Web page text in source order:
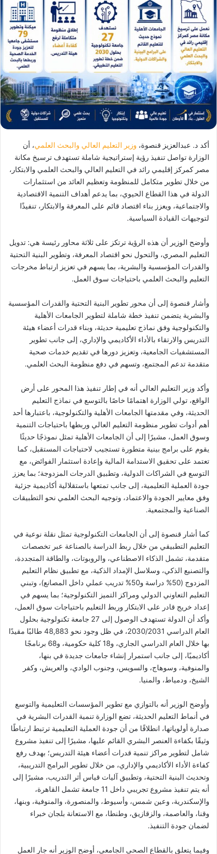
أكد د. عبدالعزيز قنصوة، وزير التعليم العالي والبحث العلمي، أن
الوزارة تواصل تنفيذ رؤية إستراتيجية شاملة تستهدف ترسيخ مكانة
مصر كمركز إقليمي رائد في التعليم العالي والبحث العلمي والابتكار،
من خلال تطوير متكامل للمنظومة وتعظيم العائد من استثمارات
الدولة في هذا القطاع الحيوي، بما يدعم أهداف التنمية الاقتصادية
والاجتماعية، ويعزز بناء اقتصاد قائم على المعرفة والابتكار، تنفيذًا
لتوجيهات القيادة السياسية.
وأوضح الوزير أن هذه الرؤية ترتكز على ثلاثة محاور رئيسة هي: تدويل
التعليم المصري، والتحول نحو اقتصاد المعرفة، وتطوير البنية التحتية
والقدرات المؤسسية والبشرية، بما يسهم في تعزيز ارتباط مخرجات
التعليم والبحث العلمي باحتياجات سوق العمل.
وأشار قنصوة إلى أن محور تطوير البنية التحتية والقدرات المؤسسية
والبشرية يتضمن تنفيذ خطة شاملة لتطوير الجامعات الأهلية
والتكنولوجية وفق نماذج تعليمية حديثة، وبناء قدرات أعضاء هيئة
التدريس والارتقاء بالأداء الأكاديمي والإداري، إلى جانب تطوير
المستشفيات الجامعية، وتعزيز دورها في تقديم خدمات صحية
متقدمة تدعم المجتمع، وتسهم في دفع منظومة البحث العلمي.
وأكد وزير التعليم العالي أنه في إطار تنفيذ هذا المحور على أرض
الواقع، تولي الوزارة اهتمامًا خاصًا بالتوسع في نماذج التعليم
الحديثة، وفي مقدمتها الجامعات الأهلية والتكنولوجية، باعتبارها أحد
أهم أدوات تطوير منظومة التعليم العالي وربطها باحتياجات التنمية
وسوق العمل، مشيرًا إلى أن الجامعات الأهلية تمثل نموذجًا حديثًا
يقوم على برامج بينية متطورة تستجيب لاحتياجات المستقبل، كما
تعتمد على تحقيق الاستدامة المالية وإعادة استثمار الفوائض، مع
التوسع في الشراكات الدولية، وتطبيق الدرجات المزدوجة؛ بما يعزز
جودة العملية التعليمية، إلى جانب تمتعها باستقلالية أكاديمية جزئية
وفق معايير الجودة والاعتماد، وتوجيه البحث العلمي نحو التطبيقات
الصناعية والمجتمعية.
كما أشار قنصوة إلى أن الجامعات التكنولوجية تمثل نقلة نوعية في
التعليم التطبيقي من خلال ربط الدراسة بالصناعة عبر تخصصات
متقدمة، تشمل الذكاء الاصطناعي، والروبوتات، والطاقة المتجددة،
والتصنيع الذكي، وسلاسل الإمداد الذكية، مع تطبيق نظام التعليم
المزدوج (50% دراسة و50% تدريب عملي داخل المصانع)، وتبني
التعليم التعاوني الدولي ومراكز التميز التكنولوجية؛ بما يسهم في
إعداد خريج قادر على الابتكار وربط التعليم باحتياجات سوق العمل،
وأكد أن الدولة تستهدف الوصول إلى 27 جامعة تكنولوجية بحلول
العام الدراسي 2030/2031، في ظل وجود نحو 48,883 طالبًا مقيدًا
بها خلال العام الدراسي الجاري، و18 كلية حكومية، و68 برنامجًا
أكاديميًا، إلى جانب استمرار إنشاء جامعات جديدة في بنها،
والمنوفية، وسوهاج، والسويس، وجنوب الوادي، والعريش، وكفر
الشيخ، ودمياط، والمنيا.
وأوضح الوزير أنه بالتوازي مع تطوير المؤسسات التعليمية والتوسع
في أنماط التعليم الحديثة، تضع الوزارة تنمية القدرات البشرية في
صدارة أولوياتها، انطلاقًا من أن جودة العملية التعليمية ترتبط ارتباطًا
وثيقًا بكفاءة العنصر البشري القائم عليها، مشيرًا إلى تنفيذ مشروع
شامل لتطوير مراكز تنمية قدرات أعضاء هيئة التدريس؛ بهدف رفع
كفاءة الأداء الأكاديمي والإداري، من خلال تطوير البرامج التدريبية،
وتحديث البنية التحتية، وتطبيق آليات قياس أثر التدريب، مشيرًا إلى
أنه يتم تنفيذ مشروع تجريبي داخل 11 جامعة تشمل القاهرة،
والإسكندرية، وعين شمس، وأسيوط، والمنصورة، والمنوفية، وبنها،
وقنا، والعاصمة، والزقازيق، وطنطا، مع الاستعانة بلجان خبراء
لضمان جودة التنفيذ.
وفيما يتعلق بالقطاع الصحي الجامعي، أوضح الوزير أنه جارٍ العمل